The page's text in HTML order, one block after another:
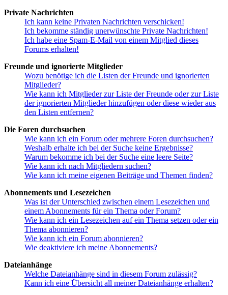
Private Nachrichten
Ich kann keine Privaten Nachrichten verschicken!
Ich bekomme ständig unerwünschte Private Nachrichten!
Ich habe eine Spam-E-Mail von einem Mitglied dieses
Forums erhalten!
Freunde und ignorierte Mitglieder
Wozu benötige ich die Listen der Freunde und ignorierten
Mitglieder?
Wie kann ich Mitglieder zur Liste der Freunde oder zur Liste
der ignorierten Mitglieder hinzufügen oder diese wieder aus
den Listen entfernen?
Die Foren durchsuchen
Wie kann ich ein Forum oder mehrere Foren durchsuchen?
Weshalb erhalte ich bei der Suche keine Ergebnisse?
Warum bekomme ich bei der Suche eine leere Seite?
Wie kann ich nach Mitgliedern suchen?
Wie kann ich meine eigenen Beiträge und Themen finden?
Abonnements und Lesezeichen
Was ist der Unterschied zwischen einem Lesezeichen und
einem Abonnements für ein Thema oder Forum?
Wie kann ich ein Lesezeichen auf ein Thema setzen oder ein
Thema abonnieren?
Wie kann ich ein Forum abonnieren?
Wie deaktiviere ich meine Abonnements?
Dateianhänge
Welche Dateianhänge sind in diesem Forum zulässig?
Kann ich eine Übersicht all meiner Dateianhänge erhalten?